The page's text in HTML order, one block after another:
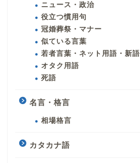
ニュース・政治
役立つ慣用句
冠婚葬祭・マナー
似ている言葉
若者言葉・ネット用語・新語
オタク用語
死語
名言・格言
相場格言
カタカナ語